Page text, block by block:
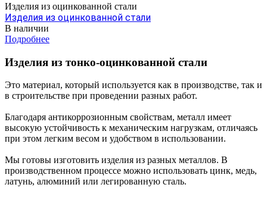
Изделия из оцинкованной стали
Изделия из оцинкованной стали
В наличии
Подробнее
Изделия из тонко-оцинкованной стали
Это материал, который используется как в производстве, так и
в строительстве при проведении разных работ.
Благодаря антикоррозионным свойствам, металл имеет
высокую устойчивость к механическим нагрузкам, отличаясь
при этом легким весом и удобством в использовании.
Мы готовы изготовить изделия из разных металлов. В
производственном процессе можно использовать цинк, медь,
латунь, алюминий или легированную сталь.